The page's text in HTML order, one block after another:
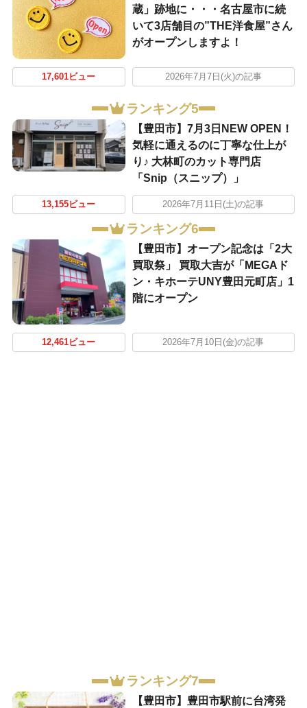
蔵」跡地に・・・名古屋市に続
いて3店舗目の”THE洋食屋”さん
がオープンしますよ！
17,601ビュー 2026年7月7日(火)の記事
ランキング5
【豊田市】7月3日NEW OPEN！
気軽に通えるのに丁寧な仕上が
り♪ 大林町のカット専門店
「Snip（スニップ）」
13,155ビュー 2026年7月11日(土)の記事
ランキング6
【豊田市】オープン記念は「2大
買取祭」 買取大吉が「MEGAド
ン・キホーテUNY豊田元町店」1
階にオープン
12,461ビュー 2026年7月10日(金)の記事
ランキング7
【豊田市】豊田市駅前に台湾発